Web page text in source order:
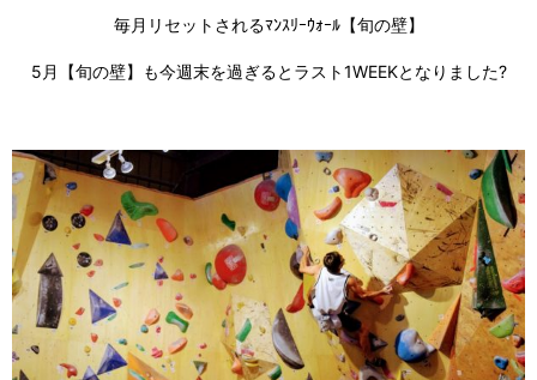
毎月リセットされるﾏﾝｽﾘｰｳｫｰﾙ【旬の壁】
5月【旬の壁】も今週末を過ぎるとラスト1WEEKとなりました?